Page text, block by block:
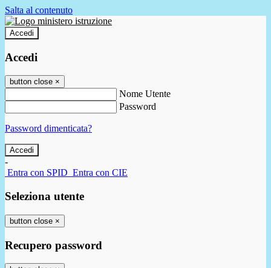
Salta al contenuto
Accedi
Accedi
button close ×
Nome Utente
Password
Password dimenticata?
-
Entra con SPID Entra con CIE
Seleziona utente
button close ×
Recupero password